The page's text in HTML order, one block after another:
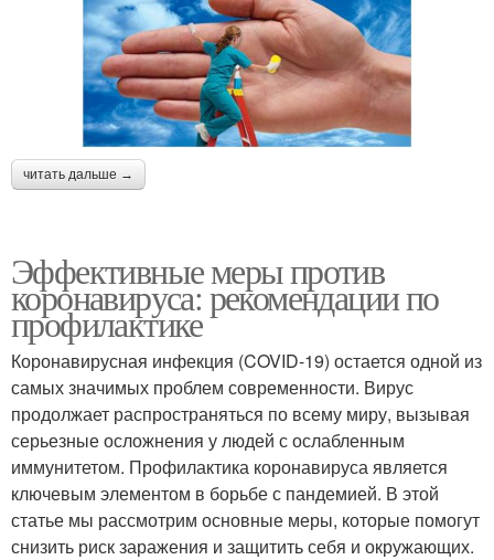
читать дальше →
Эффективные меры против
коронавируса: рекомендации по
профилактике
Коронавирусная инфекция (COVID-19) остается одной из
самых значимых проблем современности. Вирус
продолжает распространяться по всему миру, вызывая
серьезные осложнения у людей с ослабленным
иммунитетом. Профилактика коронавируса является
ключевым элементом в борьбе с пандемией. В этой
статье мы рассмотрим основные меры, которые помогут
снизить риск заражения и защитить себя и окружающих.